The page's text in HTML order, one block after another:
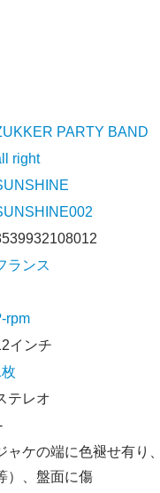
PARTY BAND
right
ランス
rpm
インチ
テレオ
ャケの端に色褪せ有り
）、盤面に傷